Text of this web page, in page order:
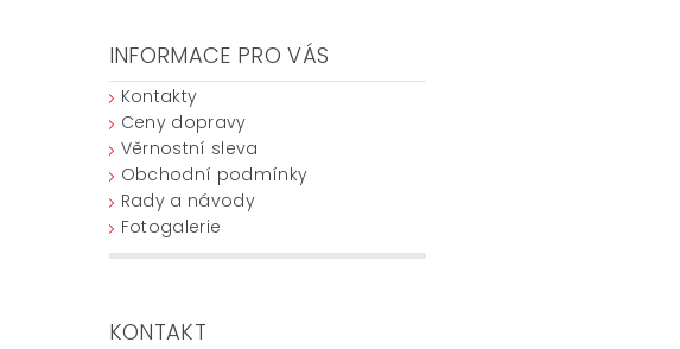
INFORMACE PRO VÁS
Kontakty
Ceny dopravy
Věrnostní sleva
Obchodní podmínky
Rady a návody
Fotogalerie
KONTAKT